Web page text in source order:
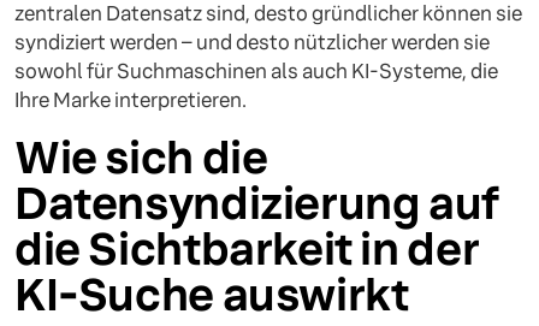
zentralen Datensatz sind, desto gründlicher können sie
syndiziert werden – und desto nützlicher werden sie
sowohl für Suchmaschinen als auch KI-Systeme, die
Ihre Marke interpretieren.
Wie sich die
Datensyndizierung auf
die Sichtbarkeit in der
KI-Suche auswirkt